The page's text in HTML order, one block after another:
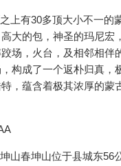
有30多顶大小不一的
大的包，神圣的玛尼宏
场，火台，及相邻相伴
构成了一个返朴归真，
，蕴含着极其浓厚的蒙
春坤山位于县城东56